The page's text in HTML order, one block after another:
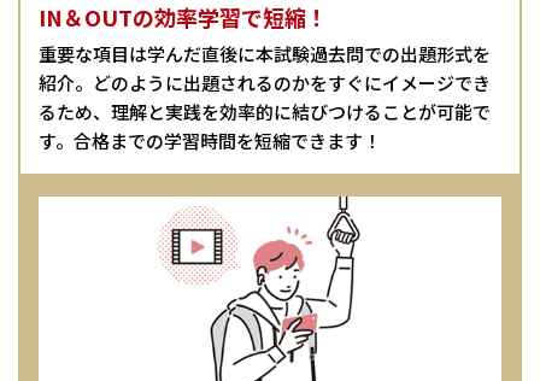
IN＆OUTの効率学習で短縮！
重要な項目は学んだ直後に本試験過去問での出題形式を
紹介。どのように出題されるのかをすぐにイメージでき
るため、理解と実践を効率的に結びつけることが可能で
す。合格までの学習時間を短縮できます！